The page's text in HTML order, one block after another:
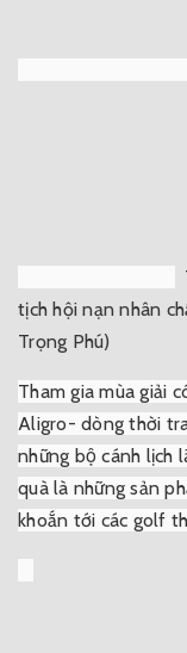
tịch hội nạn nhân
Trọng Phú)
Tham gia mùa giải
Aligro- dòng thời
những bộ cánh lịch
quà là những sản
khoắn tới các golf